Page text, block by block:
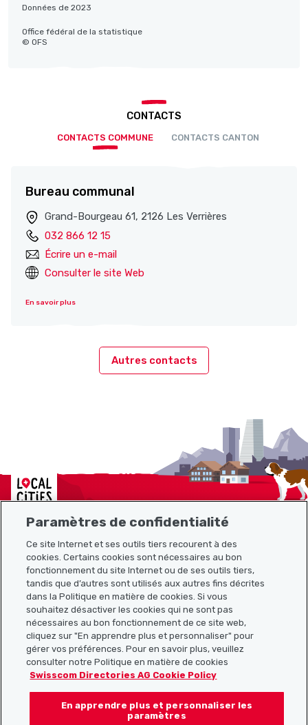
Données de 2023
Office fédéral de la statistique
© OFS
CONTACTS
CONTACTS COMMUNE CONTACTS CANTON
Bureau communal
Grand-Bourgeau 61, 2126 Les Verrières
032 866 12 15
Écrire un e-mail
Consulter le site Web
En savoir plus
Autres contacts
Localcities
Plan du site
Liens utiles
Télécharger l’application Localcities
Suis-nous sur les réseaux sociaux :
Paramètres de confidentialité
Ce site Internet et ses outils tiers recourent à des
cookies. Certains cookies sont nécessaires au bon
fonctionnement du site Internet ou de ses outils tiers,
tandis que d’autres sont utilisés aux autres fins décrites
dans la Politique en matière de cookies. Si vous
souhaitez désactiver les cookies qui ne sont pas
nécessaires au bon fonctionnement de ce site web,
cliquez sur "En apprendre plus et personnaliser" pour
gérer vos préférences. Pour en savoir plus, veuillez
consulter notre Politique en matière de cookies
Swisscom Directories AG Cookie Policy
En apprendre plus et personnaliser les
paramètres